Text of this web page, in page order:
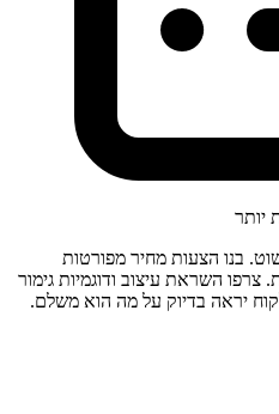
יותר
בנו הצעות מחיר מפורטות
השראת עיצוב ודוגמיות גימור
יראה בדיוק על מה הוא משלם.